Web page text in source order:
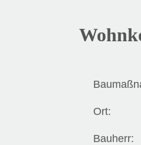
Ort:
Bauherr: